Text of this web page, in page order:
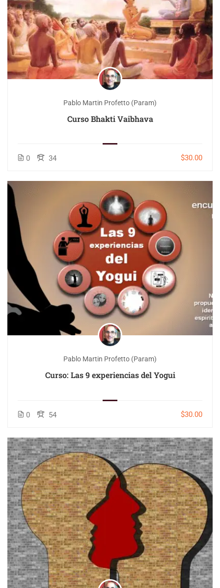
Pablo Martin Profetto (Param)
Curso Bhakti Vaibhava
0 34 $30.00
Pablo Martin Profetto (Param)
Curso: Las 9 experiencias del Yogui
0 54 $30.00